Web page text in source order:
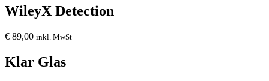
WileyX Detection
€ 89,00 inkl. MwSt
Klar Glas